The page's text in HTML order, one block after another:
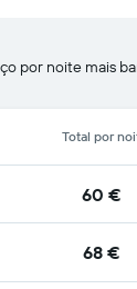
por noite mais
Total por
60 €
68 €